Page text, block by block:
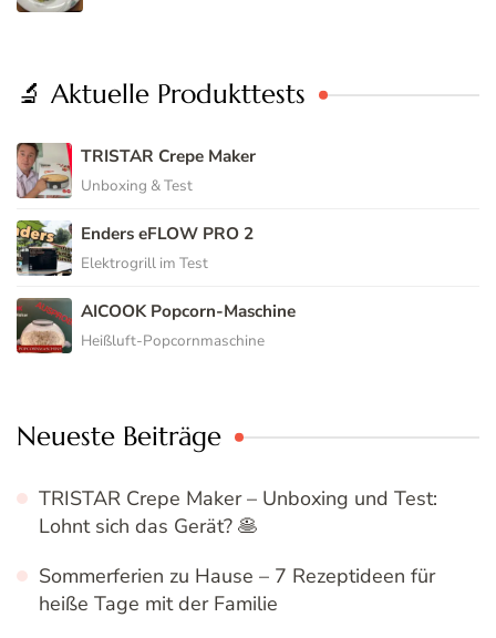
🔬 Aktuelle Produkttests
TRISTAR Crepe Maker
Unboxing & Test
Enders eFLOW PRO 2
Elektrogrill im Test
AICOOK Popcorn-Maschine
Heißluft-Popcornmaschine
Neueste Beiträge
TRISTAR Crepe Maker – Unboxing und Test:
Lohnt sich das Gerät? 🥞
Sommerferien zu Hause – 7 Rezeptideen für
heiße Tage mit der Familie